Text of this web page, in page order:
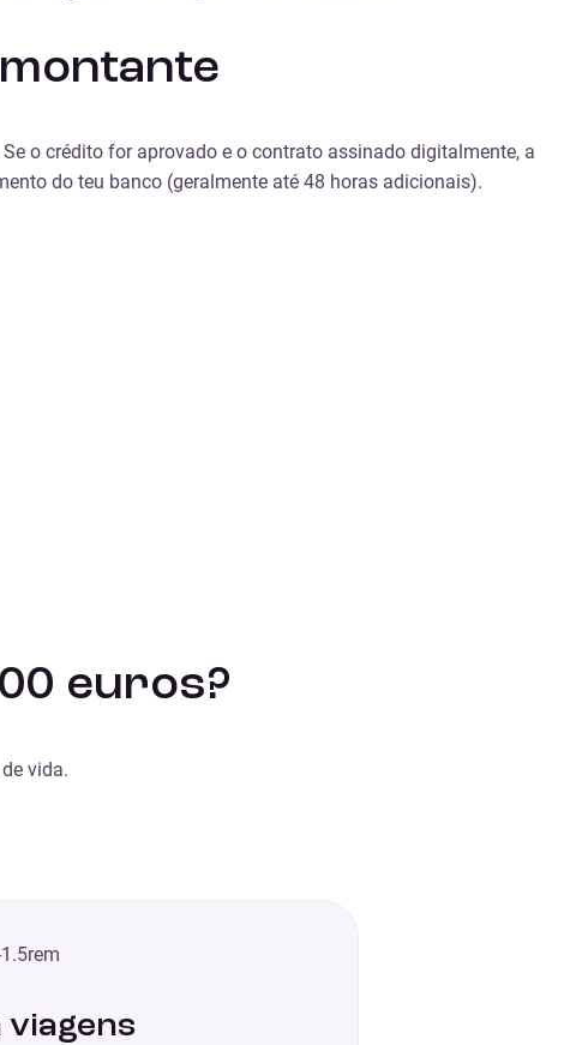
o crédito for aprovado e o contrato assinado digitalmente, a
do teu banco (geralmente até 48 horas adicionais).
euros?
vida.